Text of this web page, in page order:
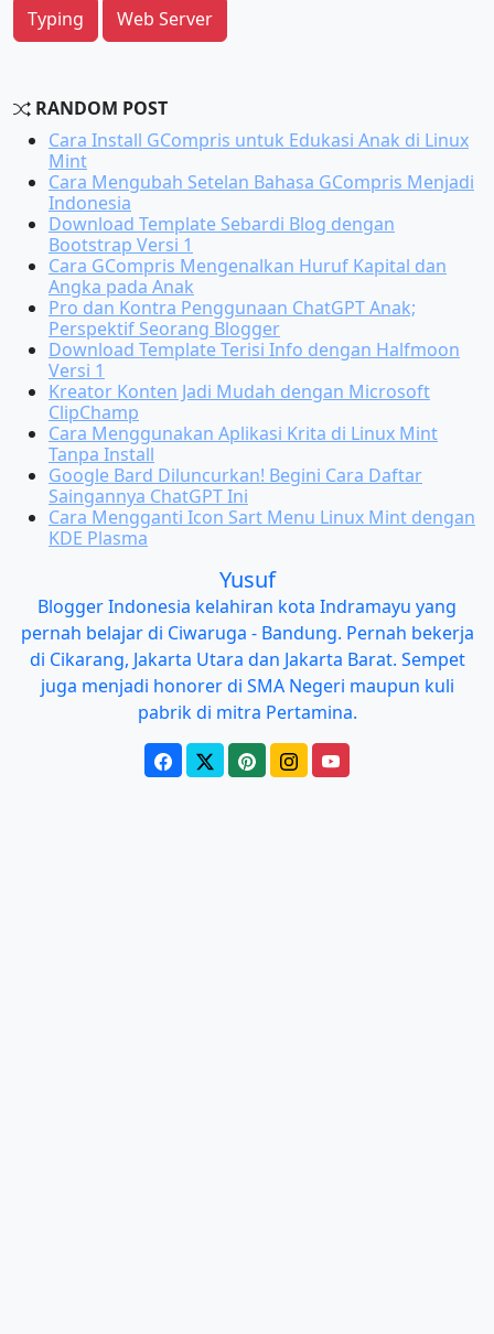
Typing Web Server
RANDOM POST
Cara Install GCompris untuk Edukasi Anak di Linux
Mint
Cara Mengubah Setelan Bahasa GCompris Menjadi
Indonesia
Download Template Sebardi Blog dengan
Bootstrap Versi 1
Cara GCompris Mengenalkan Huruf Kapital dan
Angka pada Anak
Pro dan Kontra Penggunaan ChatGPT Anak;
Perspektif Seorang Blogger
Download Template Terisi Info dengan Halfmoon
Versi 1
Kreator Konten Jadi Mudah dengan Microsoft
ClipChamp
Cara Menggunakan Aplikasi Krita di Linux Mint
Tanpa Install
Google Bard Diluncurkan! Begini Cara Daftar
Saingannya ChatGPT Ini
Cara Mengganti Icon Sart Menu Linux Mint dengan
KDE Plasma
Yusuf
Blogger Indonesia kelahiran kota Indramayu yang
pernah belajar di Ciwaruga - Bandung. Pernah bekerja
di Cikarang, Jakarta Utara dan Jakarta Barat. Sempet
juga menjadi honorer di SMA Negeri maupun kuli
pabrik di mitra Pertamina.